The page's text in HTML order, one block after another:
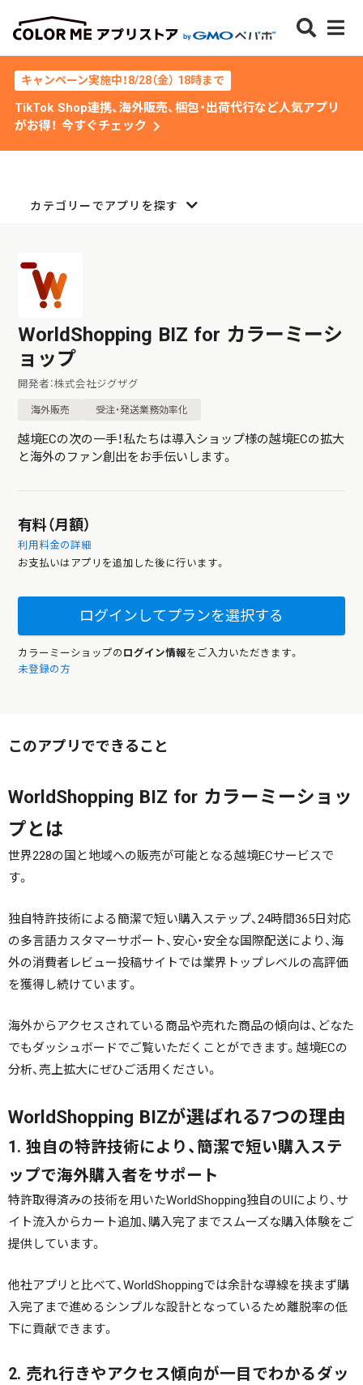
キャンペーン実施中！8/28（金） 18時まで
TikTok Shop連携、海外販売、梱包・出荷代行など人気アプリ
がお得！ 今すぐチェック chevron_right
カテゴリーでアプリを探す
WorldShopping BIZ for カラーミーシ
ョップ
開発者：株式会社ジグザグ
海外販売 受注・発送業務効率化
越境ECの次の一手！私たちは導入ショップ様の越境ECの拡大
と海外のファン創出をお手伝いします。
有料（月額）
利用料金の詳細
お支払いはアプリを追加した後に行います。
ログインしてプランを選択する
カラーミーショップの ログイン情報をご入力いただきます。
未登録の方
このアプリでできること
WorldShopping BIZ for カラーミーショッ
プとは
世界228の国と地域への販売が可能となる越境ECサービスで
す。
独自特許技術による簡潔で短い購入ステップ、24時間365日対応
の多言語カスタマーサポート、安心・安全な国際配送により、海
外の消費者レビュー投稿サイトでは業界トップレベルの高評価
を獲得し続けています。
海外からアクセスされている商品や売れた商品の傾向は、どなた
でもダッシュボードでご覧いただくことができます。越境ECの
分析、売上拡大にぜひご活用ください。
WorldShopping BIZが選ばれる7つの理由
1. 独自の特許技術により、簡潔で短い購入ステ
ップで海外購入者をサポート
特許取得済みの技術を用いたWorldShopping独自のUIにより、サ
イト流入からカート追加、購入完了までスムーズな購入体験をご
提供しています。
他社アプリと比べて、WorldShoppingでは余計な導線を挟まず購
入完了まで進めるシンプルな設計となっているため離脱率の低
下に貢献できます。
2. 売れ行きやアクセス傾向が一目でわかるダッ